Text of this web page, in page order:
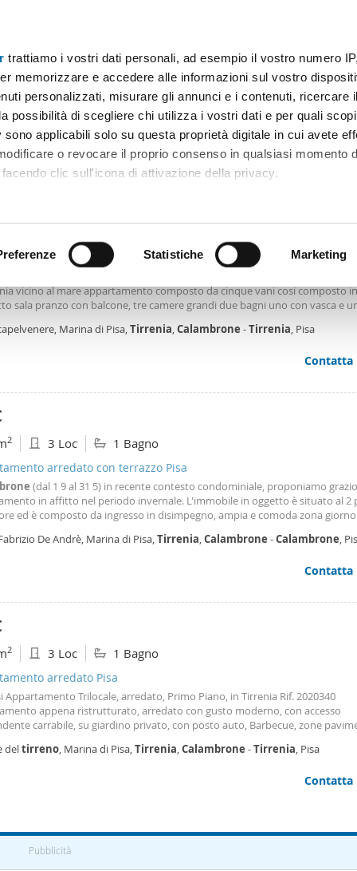
trattiamo i vostri dati personali, ad esempio il vostro numero
memorizzare e accedere alle informazioni sul vostro
personalizzati, misurare gli annunci e i contenuti, ricercare
possibilità di scegliere chi utilizza i vostri dati e per quali
applicabili solo su questa proprietà digitale in cui avete
o revocare il proprio consenso in qualsiasi momento
clic sull'icona di attivazione della privacy.
scansionandolo attivamente alla ricerca di caratteristiche
elaborati i tuoi dati personali e imposta le tue preferenze
ritirare il tuo consenso in qualsiasi momento dalla
contenuti ed annunci, per fornire funzionalità dei
Condividiamo inoltre informazioni sul modo in cui utilizza il
di analisi dei dati web, pubblicità e social media, i quali
che ha fornito loro o che hanno raccolto dal suo utilizzo
Statistiche Marketing
Prezzo Superficie Locali Più filtri - 1
Pisa
Ordine Mioaffitto
arredato con terrazzo Pisa
vicino al mare appartamento composto da cinque vani cosi composto
sala pranzo con balcone, tre camere grandi due bagni uno con vasca e
la scala esterna si accede all'appartamento, la casa in dotazione oltre
Marina di Pisa,Tirrenia,Calambrone -Tirrenia, Pisa
Contatta
2 3 Loc 1 Bagno
arredato con terrazzo Pisa
(dal 1 9 al 31 5) in recente contesto condominiale, proponiamo
in affitto nel periodo invernale. L'immobile in oggetto è situato al 2
ed è composto da ingresso in disimpegno, ampia e comoda zona
in ottimo stato e vanta la comodità di essere a breve tratto tra Pisa e
De Andrè, Marina di Pisa,Tirrenia,Calambrone -Calambrone,
Contatta
2 3 Loc 1 Bagno
arredato Pisa
Appartamento Trilocale, arredato, Primo Piano, in Tirrenia Rif. 2020340
appena ristrutturato, arredato con gusto moderno, con accesso
carrabile, su giardino privato, con posto auto, Barbecue, zone
Composto da soggiorno cucina open space,con due balconi, uno sulla
sulle due camere con letto matrimoniale e ampio bagno finestrato.
deltirreno, Marina di Pisa,Tirrenia,Calambrone -Tirrenia, Pisa
Contatta
Pubblicità